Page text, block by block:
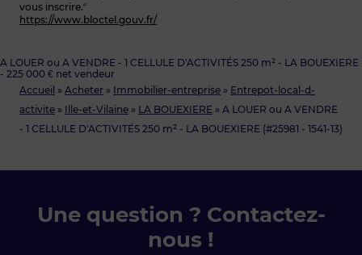
Accueil » Acheter » Immobilier-entreprise » Entrepot-local-d-
activite » Ille-et-Vilaine » LA BOUEXIERE » A LOUER ou A VENDRE
- 1 CELLULE D'ACTIVITÉS 250 m² - LA BOUEXIERE (#25981 - 1541-13)
A LOUER ou A VENDRE - 1 CELLULE D'ACTIVITÉS 250 m² - LA BOUEXIERE
- 225 000 € net vendeur
vous inscrire.“
https://www.bloctel.gouv.fr/
Une question ? Contactez-
nous !